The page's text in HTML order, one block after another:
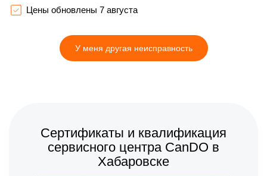
Замена корпуса
Замена платы управления
(мат.платы, мейн платы)
1200 р
Цены обновлены 7 августа
У меня другая неисправность
Сертификаты и квалификация
сервисного центра CanDO в
Хабаровске